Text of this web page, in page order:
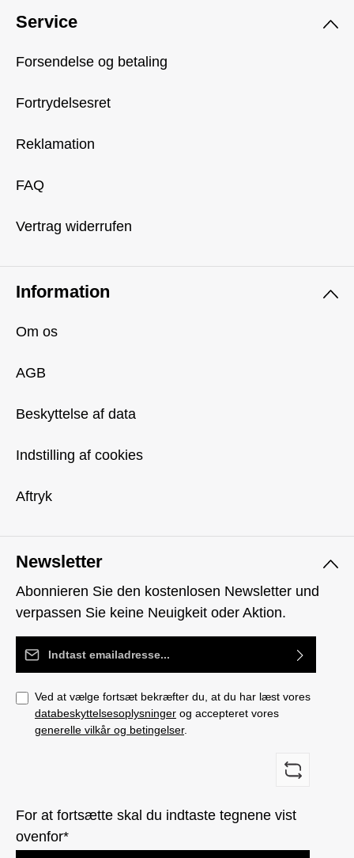
Newsletter
Abonnieren Sie den kostenlosen Newsletter und
verpassen Sie keine Neuigkeit oder Aktion.
Email adresse*
Ved at vælge fortsæt bekræfter du, at du har læst vores
databeskyttelsesoplysninger og accepteret vores
generelle vilkår og betingelser.
For at fortsætte skal du indtaste tegnene vist
ovenfor*
Service
Forsendelse og betaling
Fortrydelsesret
Reklamation
FAQ
Vertrag widerrufen
Information
Om os
AGB
Beskyttelse af data
Indstilling af cookies
Aftryk